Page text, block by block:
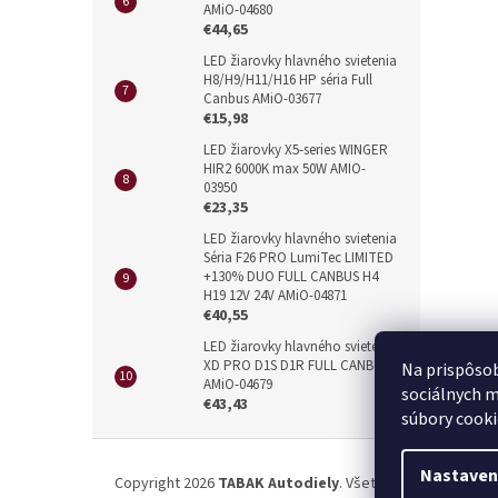
Na
sociálnych
súbory
AMiO-04680
€44,65
LED žiarovky hlavného svietenia
H8/H9/H11/H16 HP séria Full
Canbus AMiO-03677
€15,98
LED žiarovky X5-series WINGER
HIR2 6000K max 50W AMIO-
03950
€23,35
LED žiarovky hlavného svietenia
Séria F26 PRO LumiTec LIMITED
+130% DUO FULL CANBUS H4
H19 12V 24V AMiO-04871
€40,55
LED žiarovky hlavného svietenia
XD PRO D1S D1R FULL CANBUS
AMiO-04679
€43,43
Copyright 2026 TABAK Autodiely. Všetky práva